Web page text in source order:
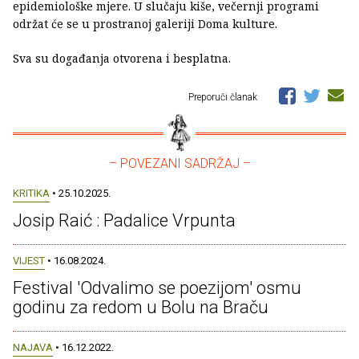
epidemiološke mjere. U slučaju kiše, večernji programi
održat će se u prostranoj galeriji Doma kulture.
Sva su događanja otvorena i besplatna.
Preporuči članak
– POVEZANI SADRŽAJ –
KRITIKA • 25.10.2025.
Josip Raić : Padalice Vrpunta
VIJEST • 16.08.2024.
Festival 'Odvalimo se poezijom' osmu
godinu za redom u Bolu na Braču
NAJAVA • 16.12.2022.